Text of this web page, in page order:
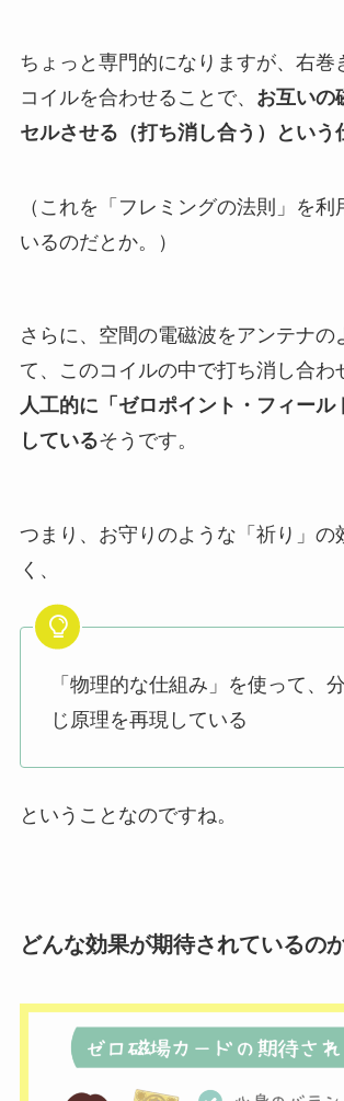
ちょっと専門的になりますが、右巻
コイルを合わせることで、 お互いの
セルさせる（打ち消し合う）という
（これを「フレミングの法則」を利
いるのだとか。）
さらに、空間の電磁波をアンテナの
て、このコイルの中で打ち消し合わ
人工的に「ゼロポイント・フィール
しているそうです。
つまり、お守りのような「祈り」の
く、
「物理的な仕組み」を使って、
じ原理を再現している
ということなのですね。
どんな効果が期待されているの